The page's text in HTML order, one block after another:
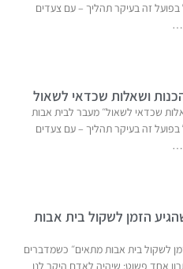
זה בעיקר תהליך – עם צעדים
ושאלות שכדאי לשאול
שכדאי לשאול״ מעבר לבית אבות
זה בעיקר תהליך – עם צעדים
הזמן לשקול בית אבות
לשקול בית אבות מתאים״ כשמדברים
אחד פשוט: שיהיה לאדם היקר לנו